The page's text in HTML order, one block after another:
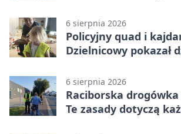
6 sierpnia 2026
Policyjny quad i
Dzielnicowy pokazał
6 sierpnia 2026
Raciborska
Te zasady dotyczą